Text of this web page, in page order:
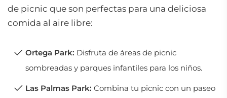
de picnic que son perfectas para una deliciosa
comida al aire libre:
Ortega Park: Disfruta de áreas de picnic
sombreadas y parques infantiles para los niños.
Las Palmas Park: Combina tu picnic con un paseo